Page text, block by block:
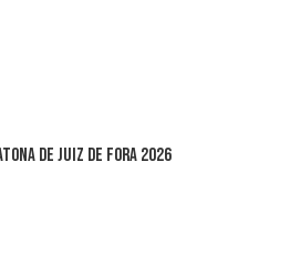
de Juiz de Fora 2026